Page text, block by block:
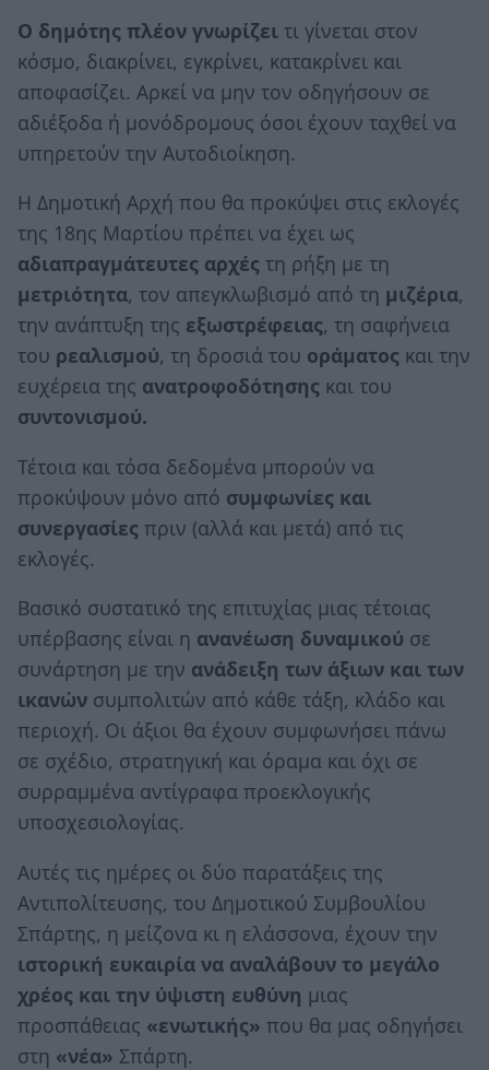
Ο δημότης πλέον γνωρίζει τι γίνεται στον
κόσμο, διακρίνει, εγκρίνει, κατακρίνει και
αποφασίζει. Αρκεί να μην τον οδηγήσουν σε
αδιέξοδα ή μονόδρομους όσοι έχουν ταχθεί να
υπηρετούν την Αυτοδιοίκηση.
Η Δημοτική Αρχή που θα προκύψει στις εκλογές
της 18ης Μαρτίου πρέπει να έχει ως
αδιαπραγμάτευτες αρχές τη ρήξη με τη
μετριότητα, τον απεγκλωβισμό από τη μιζέρια,
την ανάπτυξη της εξωστρέφειας, τη σαφήνεια
του ρεαλισμού, τη δροσιά του οράματος και την
ευχέρεια της ανατροφοδότησης και του
συντονισμού.
Τέτοια και τόσα δεδομένα μπορούν να
προκύψουν μόνο από συμφωνίες και
συνεργασίες πριν (αλλά και μετά) από τις
εκλογές.
Βασικό συστατικό της επιτυχίας μιας τέτοιας
υπέρβασης είναι η ανανέωση δυναμικού σε
συνάρτηση με την ανάδειξη των άξιων και των
ικανών συμπολιτών από κάθε τάξη, κλάδο και
περιοχή. Οι άξιοι θα έχουν συμφωνήσει πάνω
σε σχέδιο, στρατηγική και όραμα και όχι σε
συρραμμένα αντίγραφα προεκλογικής
υποσχεσιολογίας.
Αυτές τις ημέρες οι δύο παρατάξεις της
Αντιπολίτευσης, του Δημοτικού Συμβουλίου
Σπάρτης, η μείζονα κι η ελάσσονα, έχουν την
ιστορική ευκαιρία να αναλάβουν το μεγάλο
χρέος και την ύψιστη ευθύνη μιας
προσπάθειας «ενωτικής» που θα μας οδηγήσει
στη «νέα» Σπάρτη.